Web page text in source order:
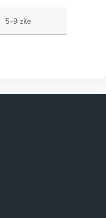
5–9 zile